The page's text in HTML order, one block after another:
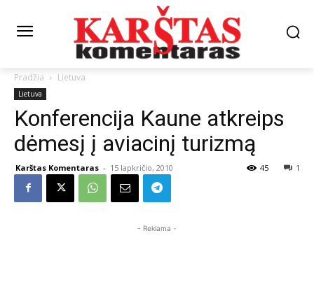
Pradžia Lietuva
Lietuva
Konferencija Kaune atkreips
dėmesį į aviacinį turizmą
Karštas Komentaras - 15 lapkričio, 2010 1
45
- Reklama -